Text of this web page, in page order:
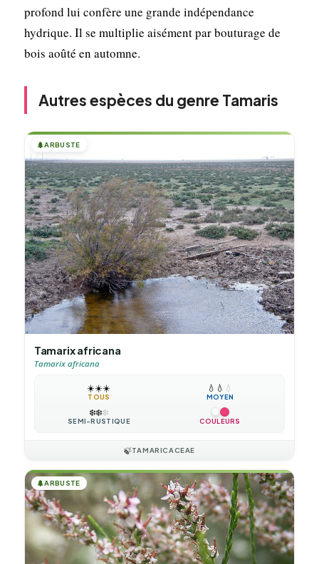
profond lui confère une grande indépendance
hydrique. Il se multiplie aisément par bouturage de
bois aoûté en automne.
Autres espèces du genre Tamaris
🌲ARBUSTE
Tamarix africana
Tamarix africana
☀️☀️☀️
TOUS
💧 💧 💧
MOYEN
❄️❄️❄️
SEMI-RUSTIQUE COULEURS
🍃TAMARICACEAE
🌲ARBUSTE